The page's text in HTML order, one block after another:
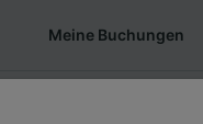
Meine Buchungen